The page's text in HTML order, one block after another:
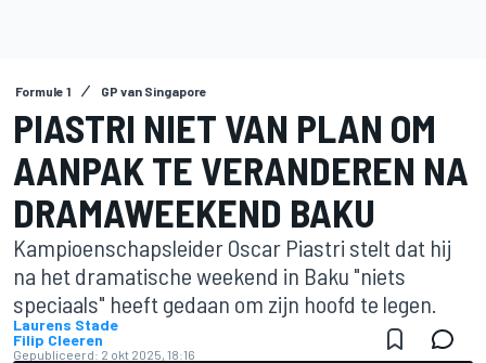
Formule 1 GP van Singapore
PIASTRI NIET VAN PLAN OM
AANPAK TE VERANDEREN NA
DRAMAWEEKEND BAKU
Kampioenschapsleider Oscar Piastri stelt dat hij
na het dramatische weekend in Baku "niets
speciaals" heeft gedaan om zijn hoofd te legen.
Laurens Stade
Filip Cleeren
Gepubliceerd: 2 okt 2025, 18:16